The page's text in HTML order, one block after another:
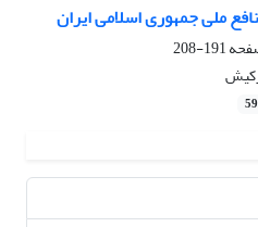
ملی جمهوری اسلامی ایران
191-208